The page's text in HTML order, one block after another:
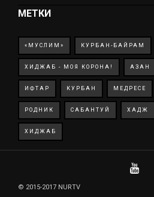
МЕТКИ
«МУСЛИМ» КУРБАН-БАЙРАМ
ХИДЖАБ - МОЯ КОРОНА! АЗАН
ИФТАР КУРБАН МЕДРЕСЕ
РОДНИК САБАНТУЙ ХАДЖ
ХИДЖАБ
© 2015-2017 NURTV